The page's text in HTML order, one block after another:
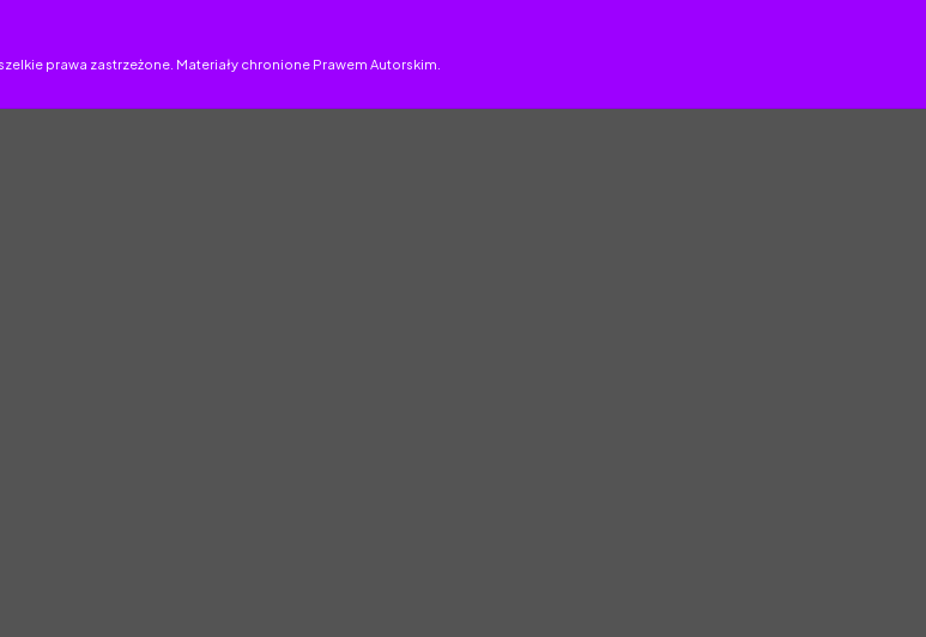
prawa zastrzeżone. Materiały chronione Prawem Autorskim.